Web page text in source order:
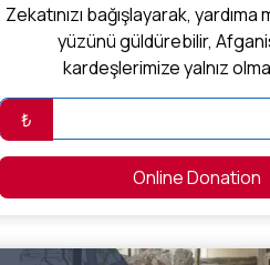
Zekatınızı bağışlayarak,
yüzünü güldürebilir,
kardeşlerimize yalnız
hissettirebilirsiniz.
₺
Online Donation